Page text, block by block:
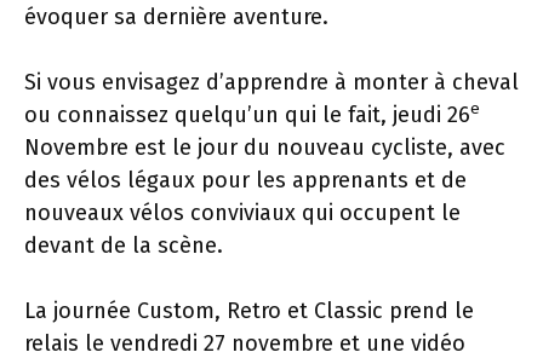
évoquer sa dernière aventure.
Si vous envisagez d’apprendre à monter à cheval
ou connaissez quelqu’un qui le fait, jeudi 26e
Novembre est le jour du nouveau cycliste, avec
des vélos légaux pour les apprenants et de
nouveaux vélos conviviaux qui occupent le
devant de la scène.
La journée Custom, Retro et Classic prend le
relais le vendredi 27 novembre et une vidéo